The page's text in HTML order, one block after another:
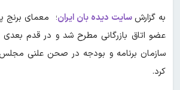
به گزارشسایت دیده بان ایران؛ معمای برنج
عضو اتاق بازرگانی مطرح شد و در قدم
سازمان برنامه و بودجه در صحن علنی
کرد.